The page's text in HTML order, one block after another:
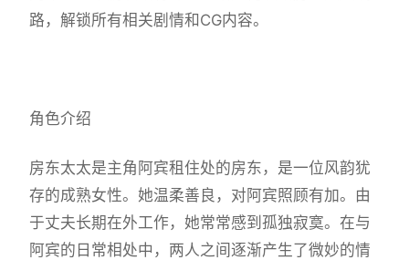
路，解锁所有相关剧情和CG内容。
角色介绍
房东太太是主角阿宾租住处的房东，是一位风韵犹
存的成熟女性。她温柔善良，对阿宾照顾有加。由
于丈夫长期在外工作，她常常感到孤独寂寞。在与
阿宾的日常相处中，两人之间逐渐产生了微妙的情